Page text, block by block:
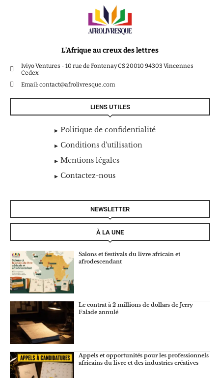
L’Afrique au creux des lettres
Iviyo Ventures - 10 rue de Fontenay CS 20010 94303 Vincennes
Cedex
Email: contact@afrolivresque.com
LIENS UTILES
Politique de confidentialité
Conditions d'utilisation
Mentions légales
Contactez-nous
NEWSLETTER
À LA UNE
Salons et festivals du livre africain et
afrodescendant
Le contrat à 2 millions de dollars de Jerry
Falade annulé
Appels et opportunités pour les professionnels
africains du livre et des industries créatives